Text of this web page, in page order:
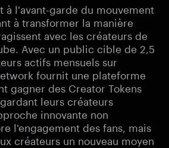
à l'avant-garde du mouvement
à transformer la manière
avec les créateurs de
Avec un public cible de 2,5
actifs mensuels sur
fournit une plateforme
gagner des Creator Tokens
leurs créateurs
innovante non
l'engagement des fans, mais
créateurs un nouveau moyen